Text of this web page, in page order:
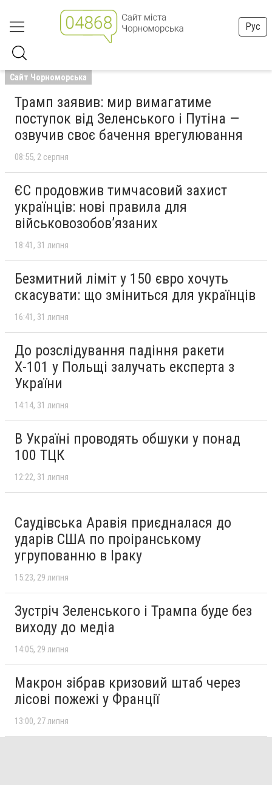
Рус
Сайт Чорноморська
Трамп заявив: мир вимагатиме
поступок від Зеленського і Путіна —
озвучив своє бачення врегулювання
08:55 2 серпня
ЄС продовжив тимчасовий захист
українців: нові правила для
військовозобов’язаних
18:41 31 липня
Безмитний ліміт у 150 євро хочуть
скасувати: що зміниться для українців
16:41 31 липня
До розслідування падіння ракети
Х-101 у Польщі залучать експерта з
України
14:14 31 липня
В Україні проводять обшуки у понад
100 ТЦК
12:22 31 липня
Саудівська Аравія приєдналася до
ударів США по проіранському
угрупованню в Іраку
15:23 29 липня
Зустріч Зеленського і Трампа буде без
виходу до медіа
14:05 29 липня
Макрон зібрав кризовий штаб через
лісові пожежі у Франції
13:00 27 липня